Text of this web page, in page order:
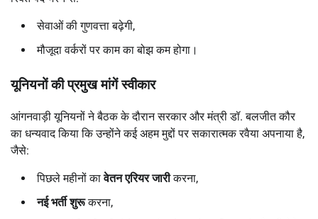
सेवाओं की गुणवत्ता बढ़ेगी,
मौजूदा वर्करों पर काम का बोझ कम होगा।
यूनियनों की प्रमुख मांगें स्वीकार
आंगनवाड़ी यूनियनों ने बैठक के दौरान सरकार और मंत्री डॉ. बलजीत कौर
का धन्यवाद किया कि उन्होंने कई अहम मुद्दों पर सकारात्मक रवैया अपनाया है,
जैसे:
पिछले महीनों कावेतन एरियर जारीकरना,
नई भर्ती शुरूकरना,